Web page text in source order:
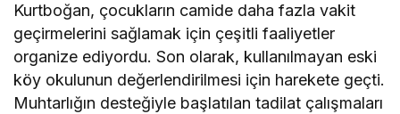
Kurtboğan, çocukların camide daha fazla vakit
geçirmelerini sağlamak için çeşitli faaliyetler
organize ediyordu. Son olarak, kullanılmayan eski
köy okulunun değerlendirilmesi için harekete geçti.
Muhtarlığın desteğiyle başlatılan tadilat çalışmaları